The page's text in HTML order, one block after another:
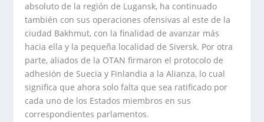
absoluto de la región de Lugansk, ha continuado
también con sus operaciones ofensivas al este de la
ciudad Bakhmut, con la finalidad de avanzar más
hacia ella y la pequeña localidad de Siversk. Por otra
parte, aliados de la OTAN firmaron el protocolo de
adhesión de Suecia y Finlandia a la Alianza, lo cual
significa que ahora solo falta que sea ratificado por
cada uno de los Estados miembros en sus
correspondientes parlamentos.